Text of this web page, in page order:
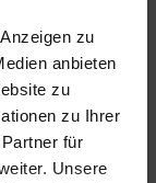
zu
anbieten
zu
zu Ihrer
für
Unsere
natürlich